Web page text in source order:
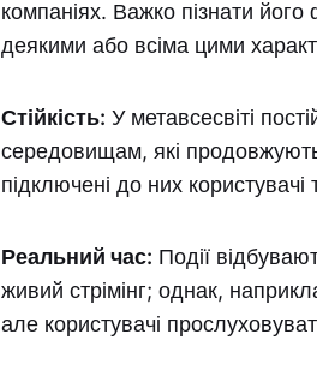
компаніях. Важко пізнати
деякими або всіма цими
Стійкість: У метавсесвіті
середовищам, які
підключені до них
Реальний час: Події
живий стрімінг; однак,
але користувачі